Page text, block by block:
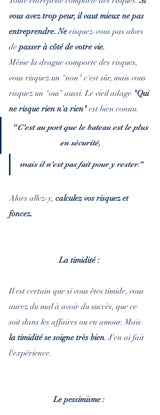
vous avez trop peur, il vaut mieux ne pas
entreprendre. Ne risquez-vous pas alors
de passer à côté de votre vie.
Même la drague comporte des risques,
vous risquez un "non" c'est sûr, mais vous
risquez un "oui" aussi. Le vieil adage "Qui
ne risque rien n'a rien" est bien connu.
"C'est au port que le bateau est le plus
en sécurité,
mais il n'est pas fait pour y rester."
Alors allez-y, calculez vos risquez et
foncez.
La timidité :
Il est certain que si vous êtes timide, vous
aurez du mal à avoir du succès, que ce
soit dans les affaires ou en amour. Mais
la timidité se soigne très bien. J'en ai fait
l'expérience.
Le pessimisme :